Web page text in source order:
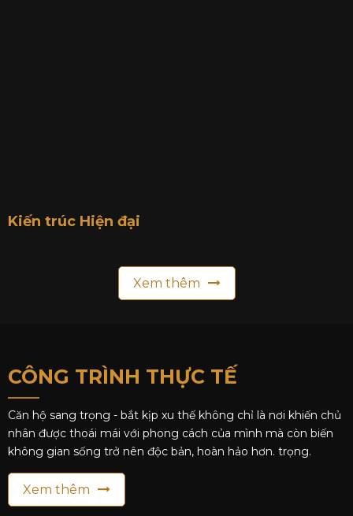
Kiến trúc Hiện đại
Xem thêm
CÔNG TRÌNH THỰC TẾ
Căn hộ sang trọng - bắt kịp xu thế không chỉ là nơi khiến chủ
nhân được thoái mái với phong cách của mình mà còn biến
không gian sống trở nên độc bản, hoàn hảo hơn. trọng.
Xem thêm